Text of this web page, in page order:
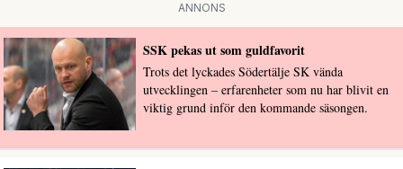
ANNONS
SSK pekas ut som guldfavorit
Trots det lyckades Södertälje SK vända
utvecklingen – erfarenheter som nu har blivit en
viktig grund inför den kommande säsongen.